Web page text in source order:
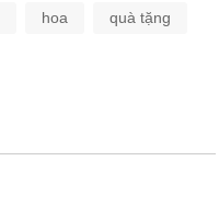
hoa quà tặng